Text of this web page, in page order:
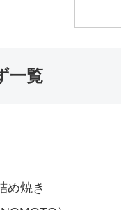
一覧
め焼き